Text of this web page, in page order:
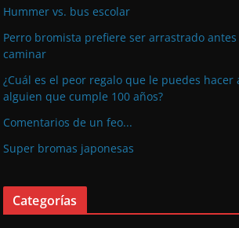
Hummer vs. bus escolar
Perro bromista prefiere ser arrastrado antes
caminar
¿Cuál es el peor regalo que le puedes hacer
alguien que cumple 100 años?
Comentarios de un feo...
Super bromas japonesas
Categorías